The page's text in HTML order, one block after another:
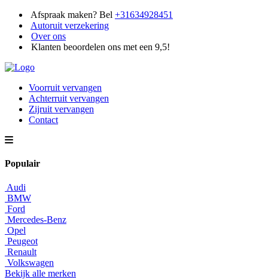
Afspraak maken? Bel +31634928451
Autoruit verzekering
Over ons
Klanten beoordelen ons met een 9,5!
Voorruit vervangen
Achterruit vervangen
Zijruit vervangen
Contact
Populair
Audi
BMW
Ford
Mercedes-Benz
Opel
Peugeot
Renault
Volkswagen
Bekijk alle merken